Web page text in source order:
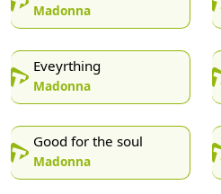
Madonna
Eveyrthing
Madonna
Good for the soul
Madonna